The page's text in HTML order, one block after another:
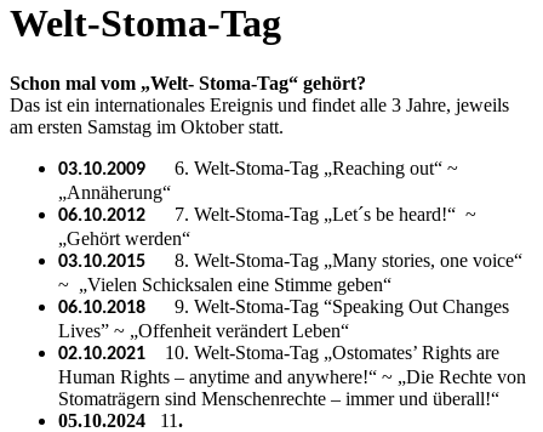
Welt-Stoma-Tag
Schon mal vom „Welt- Stoma-Tag“ gehört?
Das ist ein internationales Ereignis und findet alle 3 Jahre, jeweils
am ersten Samstag im Oktober statt.
03.10.2009
6. Welt-Stoma-Tag „Reaching out“ ~
„Annäherung“
06.10.2012
7. Welt-Stoma-Tag „Let´s be heard!“ ~
„Gehört werden“
03.10.2015
8. Welt-Stoma-Tag „Many stories, one voice“
~ „Vielen Schicksalen eine Stimme geben“
06.10.2018
9. Welt-Stoma-Tag “Speaking Out Changes
Lives” ~ „Offenheit verändert Leben“
02.10.2021
10. Welt-Stoma-Tag „Ostomates’ Rights are
Human Rights – anytime and anywhere!“ ~ „Die Rechte von
Stomaträgern sind Menschenrechte – immer und überall!“
05.10.2024 11.